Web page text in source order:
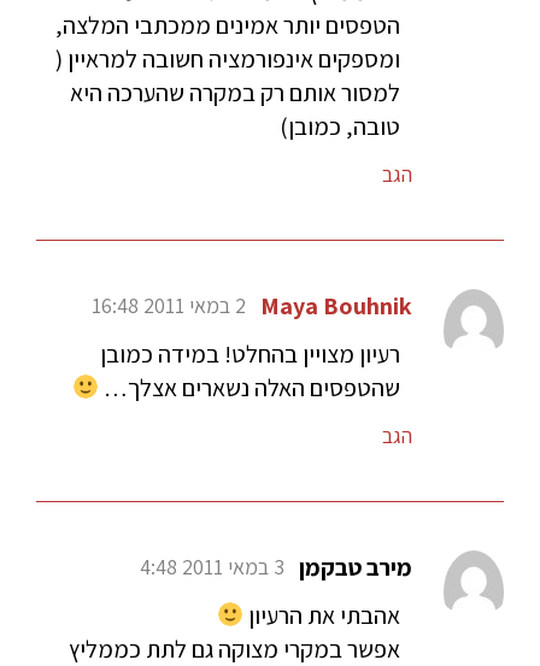
הטפסים יותר אמינים ממכתבי המלצה,
ומספקים אינפורמציה חשובה למראיין (
למסור אותם רק במקרה שהערכה היא
טובה, כמובן)
הגב
Maya Bouhnik 2 במאי 2011 16:48
רעיון מצויין בהחלט! במידה כמובן
שהטפסים האלה נשארים אצלך…
הגב
מירב טבקמן 3 במאי 2011 4:48
אהבתי את הרעיון
אפשר במקרי מצוקה גם לתת כממליץ